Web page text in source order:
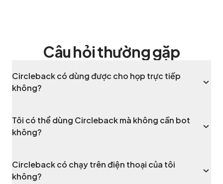
Câu hỏi thường gặp
Circleback có dùng được cho họp trực tiếp
không?
Tôi có thể dùng Circleback mà không cần bot
không?
Circleback có chạy trên điện thoại của tôi
không?